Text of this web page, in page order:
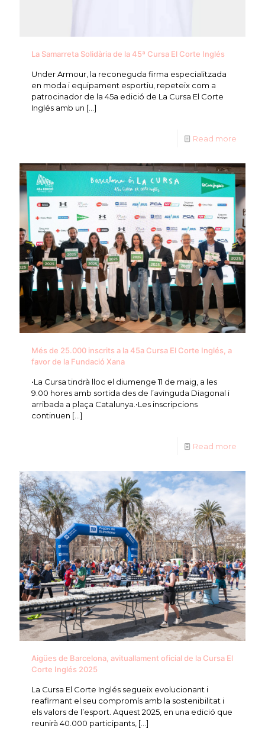
La Samarreta Solidària de la 45ª Cursa El Corte Inglés
Under Armour, la reconeguda firma especialitzada
en moda i equipament esportiu, repeteix com a
patrocinador de la 45a edició de La Cursa El Corte
Inglés amb un […]
Read more
Més de 25.000 inscrits a la 45a Cursa El Corte Inglés, a
favor de la Fundació Xana
•La Cursa tindrà lloc el diumenge 11 de maig, a les
9.00 hores amb sortida des de l’avinguda Diagonal i
arribada a plaça Catalunya.•Les inscripcions
continuen […]
Read more
Aigües de Barcelona, avituallament oficial de la Cursa El
Corte Inglés 2025
La Cursa El Corte Inglés segueix evolucionant i
reafirmant el seu compromís amb la sostenibilitat i
els valors de l’esport. Aquest 2025, en una edició que
reunirà 40.000 participants, […]